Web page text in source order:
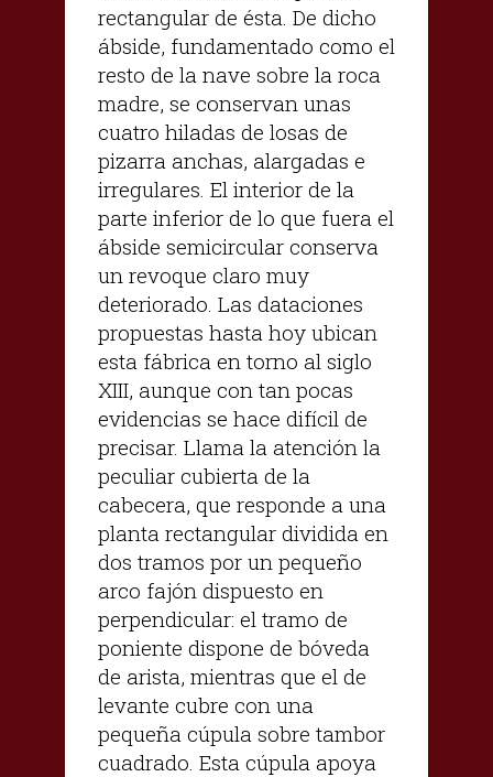
rectangular de ésta. De dicho
ábside, fundamentado como el
resto de la nave sobre la roca
madre, se conservan unas
cuatro hiladas de losas de
pizarra anchas, alargadas e
irregulares. El interior de la
parte inferior de lo que fuera el
ábside semicircular conserva
un revoque claro muy
deteriorado. Las dataciones
propuestas hasta hoy ubican
esta fábrica en torno al siglo
XIII, aunque con tan pocas
evidencias se hace difícil de
precisar. Llama la atención la
peculiar cubierta de la
cabecera, que responde a una
planta rectangular dividida en
dos tramos por un pequeño
arco fajón dispuesto en
perpendicular: el tramo de
poniente dispone de bóveda
de arista, mientras que el de
levante cubre con una
pequeña cúpula sobre tambor
cuadrado. Esta cúpula apoya